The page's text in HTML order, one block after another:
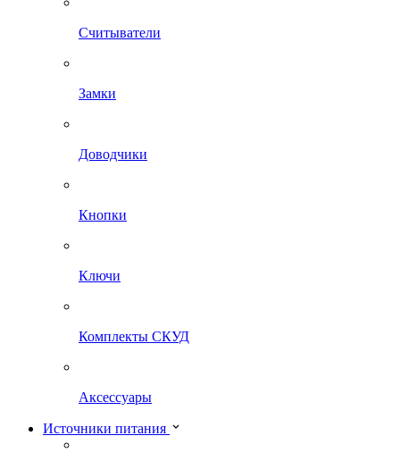
Считыватели
Замки
Доводчики
Кнопки
Ключи
Комплекты СКУД
Аксессуары
Источники питания